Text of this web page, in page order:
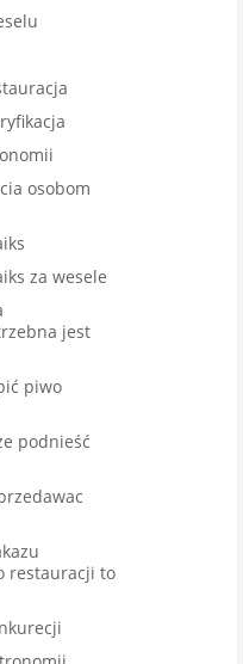
osobom
za wesele
jest
piwo
podnieść
restauracji to